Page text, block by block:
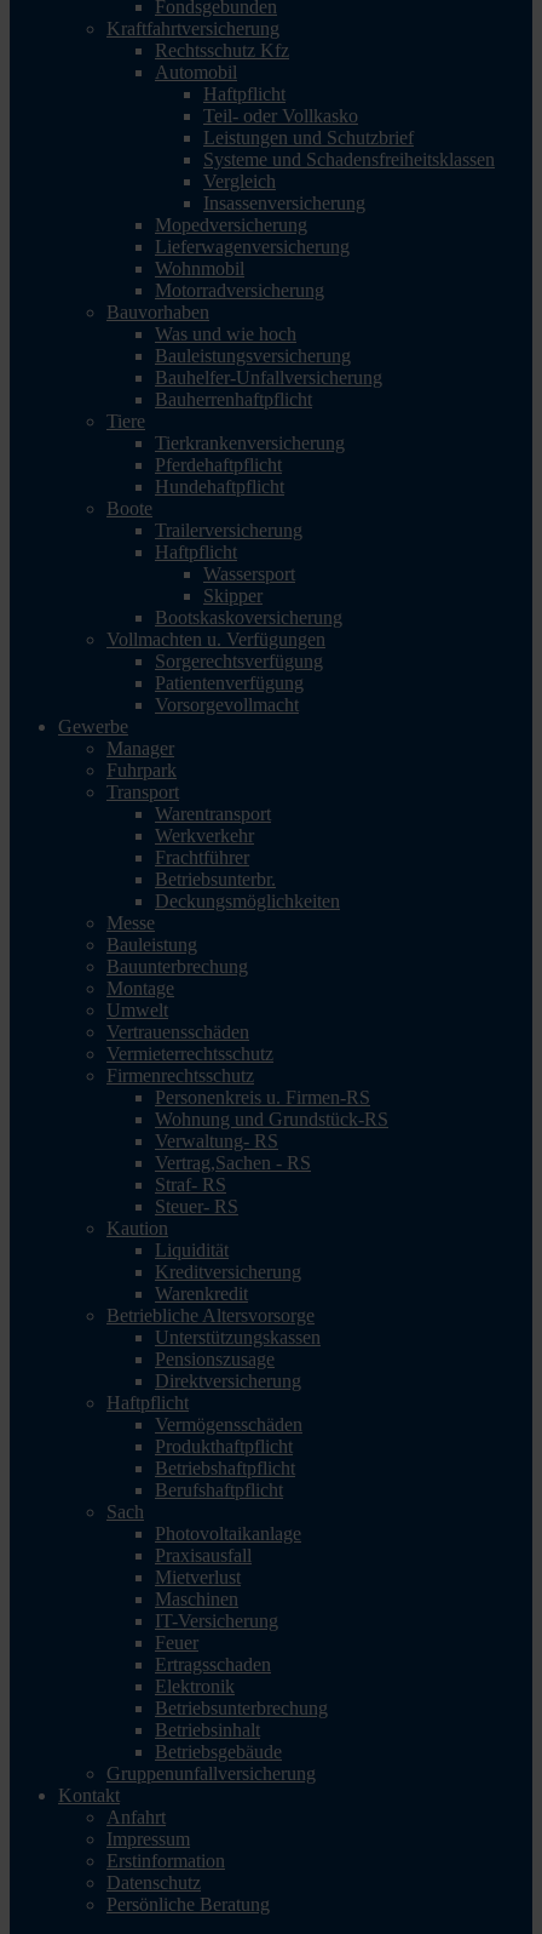
Fondsgebunden
Kraftfahrtversicherung
Rechtsschutz Kfz
Automobil
Haftpflicht
Teil- oder Vollkasko
Leistungen und Schutzbrief
Systeme und Schadensfreiheitsklassen
Vergleich
Insassenversicherung
Mopedversicherung
Lieferwagenversicherung
Wohnmobil
Motorradversicherung
Bauvorhaben
Was und wie hoch
Bauleistungsversicherung
Bauhelfer-Unfallversicherung
Bauherrenhaftpflicht
Tiere
Tierkrankenversicherung
Pferdehaftpflicht
Hundehaftpflicht
Boote
Trailerversicherung
Haftpflicht
Wassersport
Skipper
Bootskaskoversicherung
Vollmachten u. Verfügungen
Sorgerechtsverfügung
Patientenverfügung
Vorsorgevollmacht
Gewerbe
Manager
Fuhrpark
Transport
Warentransport
Werkverkehr
Frachtführer
Betriebsunterbr.
Deckungsmöglichkeiten
Messe
Bauleistung
Bauunterbrechung
Montage
Umwelt
Vertrauensschäden
Vermieterrechtsschutz
Firmenrechtsschutz
Personenkreis u. Firmen-RS
Wohnung und Grundstück-RS
Verwaltung- RS
Vertrag,Sachen - RS
Straf- RS
Steuer- RS
Kaution
Liquidität
Kreditversicherung
Warenkredit
Betriebliche Altersvorsorge
Unterstützungskassen
Pensionszusage
Direktversicherung
Haftpflicht
Vermögensschäden
Produkthaftpflicht
Betriebshaftpflicht
Berufshaftpflicht
Sach
Photovoltaikanlage
Praxisausfall
Mietverlust
Maschinen
IT-Versicherung
Feuer
Ertragsschaden
Elektronik
Betriebsunterbrechung
Betriebsinhalt
Betriebsgebäude
Gruppenunfallversicherung
Kontakt
Anfahrt
Impressum
Erstinformation
Datenschutz
Persönliche Beratung